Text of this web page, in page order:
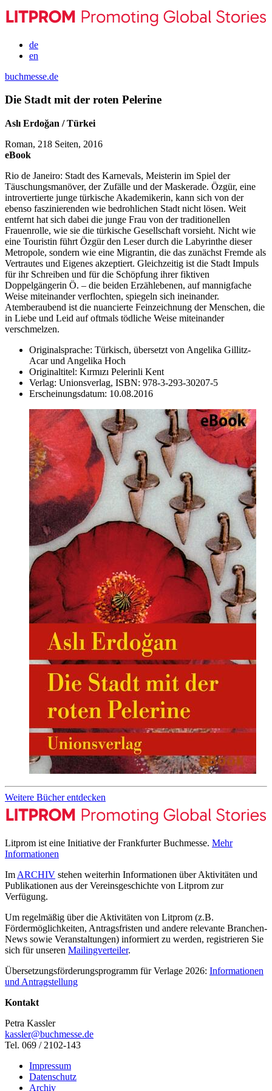
de
en
buchmesse.de
Die Stadt mit der roten Pelerine
Aslı Erdoğan / Türkei
Roman, 218 Seiten, 2016
eBook
Rio de Janeiro: Stadt des Karnevals, Meisterin im Spiel der
Täuschungsmanöver, der Zufälle und der Maskerade. Özgür, eine
introvertierte junge türkische Akademikerin, kann sich von der
ebenso faszinierenden wie bedrohlichen Stadt nicht lösen. Weit
entfernt hat sich dabei die junge Frau von der traditionellen
Frauenrolle, wie sie die türkische Gesellschaft vorsieht. Nicht wie
eine Touristin führt Özgür den Leser durch die Labyrinthe dieser
Metropole, sondern wie eine Migrantin, die das zunächst Fremde als
Vertrautes und Eigenes akzeptiert. Gleichzeitig ist die Stadt Impuls
für ihr Schreiben und für die Schöpfung ihrer fiktiven
Doppelgängerin Ö. – die beiden Erzählebenen, auf mannigfache
Weise miteinander verflochten, spiegeln sich ineinander.
Atemberaubend ist die nuancierte Feinzeichnung der Menschen, die
in Liebe und Leid auf oftmals tödliche Weise miteinander
verschmelzen.
Originalsprache: Türkisch, übersetzt von Angelika Gillitz-
Acar und Angelika Hoch
Originaltitel: Kırmızı Pelerinli Kent
Verlag: Unionsverlag, ISBN: 978-3-293-30207-5
Erscheinungsdatum: 10.08.2016
Weitere Bücher entdecken
Litprom ist eine Initiative der Frankfurter Buchmesse. Mehr
Informationen
Im ARCHIV stehen weiterhin Informationen über Aktivitäten und
Publikationen aus der Vereinsgeschichte von Litprom zur
Verfügung.
Um regelmäßig über die Aktivitäten von Litprom (z.B.
Fördermöglichkeiten, Antragsfristen und andere relevante Branchen-
News sowie Veranstaltungen) informiert zu werden, registrieren Sie
sich für unseren Mailingverteiler.
Übersetzungsförderungsprogramm für Verlage 2026: Informationen
und Antragstellung
Kontakt
Petra Kassler
kassler@buchmesse.de
Tel. 069 / 2102-143
Impressum
Datenschutz
Archiv